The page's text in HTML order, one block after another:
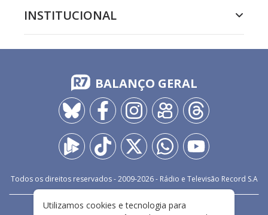
INSTITUCIONAL
BALANÇO GERAL
Todos os direitos reservados - 2009-2026- Rádio e Televisão Record S.A
FALE CONOSCO PRIVACIDADE
Utilizamos cookies e tecnologia para